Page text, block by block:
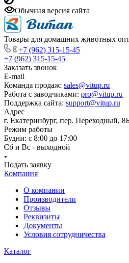
Обычная версия сайта
Товары для домашних животных
+7 (962) 315-15-45
+7 (962) 315-15-45
Заказать звонок
E-mail
Команда продаж: sales@vitup.ru
Работа с заводчиками: pro@vitup.ru
Поддержка сайта: support@vitup.ru
Адрес
г. Екатеринбург, пер. Переходный,
Режим работы
Будни: с 8:00 до 17:00
Сб и Вс - выходной
Подать заявку
Компания
О компании
Производители
Отзывы
Реквизиты
Документы
Условия сотрудничества
Каталог